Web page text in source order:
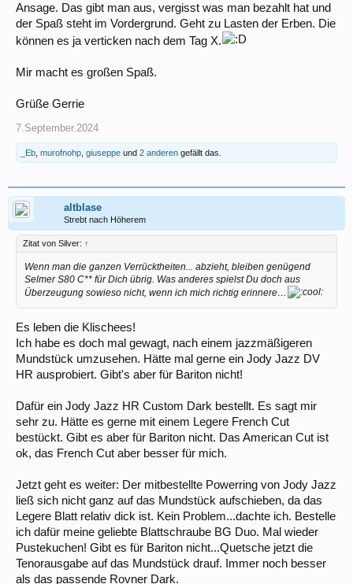
Ansage. Das gibt man aus, vergisst was man bezahlt hat und
der Spaß steht im Vordergrund. Geht zu Lasten der Erben. Die
können es ja verticken nach dem Tag X.
Mir macht es großen Spaß.
Grüße Gerrie
7.September.2024
_Eb murofnohp giuseppe und 2 anderen gefällt das.
altblase
Strebt nach Höherem
Zitat von Silver: ↑
Wenn man die ganzen Verrücktheiten... abzieht, bleiben genügend
Selmer S80 C** für Dich übrig. Was anderes spielst Du doch aus
Überzeugung sowieso nicht, wenn ich mich richtig erinnere…
Es leben die Klischees!
Ich habe es doch mal gewagt, nach einem jazzmäßigeren
Mundstück umzusehen. Hätte mal gerne ein Jody Jazz DV
HR ausprobiert. Gibt's aber für Bariton nicht!
Dafür ein Jody Jazz HR Custom Dark bestellt. Es sagt mir
sehr zu. Hätte es gerne mit einem Legere French Cut
bestückt. Gibt es aber für Bariton nicht. Das American Cut ist
ok, das French Cut aber besser für mich.
Jetzt geht es weiter: Der mitbestellte Powerring von Jody Jazz
ließ sich nicht ganz auf das Mundstück aufschieben, da das
Legere Blatt relativ dick ist. Kein Problem...dachte ich. Bestelle
ich dafür meine geliebte Blattschraube BG Duo. Mal wieder
Pustekuchen! Gibt es für Bariton nicht...Quetsche jetzt die
Tenorausgabe auf das Mundstück drauf. Immer noch besser
als das passende Rovner Dark.